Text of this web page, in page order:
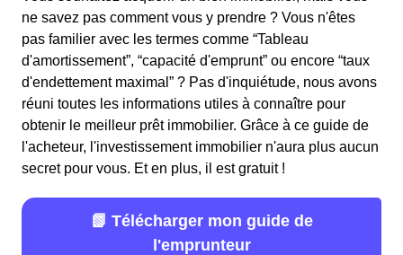
ne savez pas comment vous y prendre ? Vous n'êtes
pas familier avec les termes comme “Tableau
d'amortissement”, “capacité d'emprunt” ou encore “taux
d'endettement maximal” ? Pas d'inquiétude, nous avons
réuni toutes les informations utiles à connaître pour
obtenir le meilleur prêt immobilier. Grâce à ce guide de
l'acheteur, l'investissement immobilier n'aura plus aucun
secret pour vous. Et en plus, il est gratuit !
📗 Télécharger mon guide de
l'emprunteur